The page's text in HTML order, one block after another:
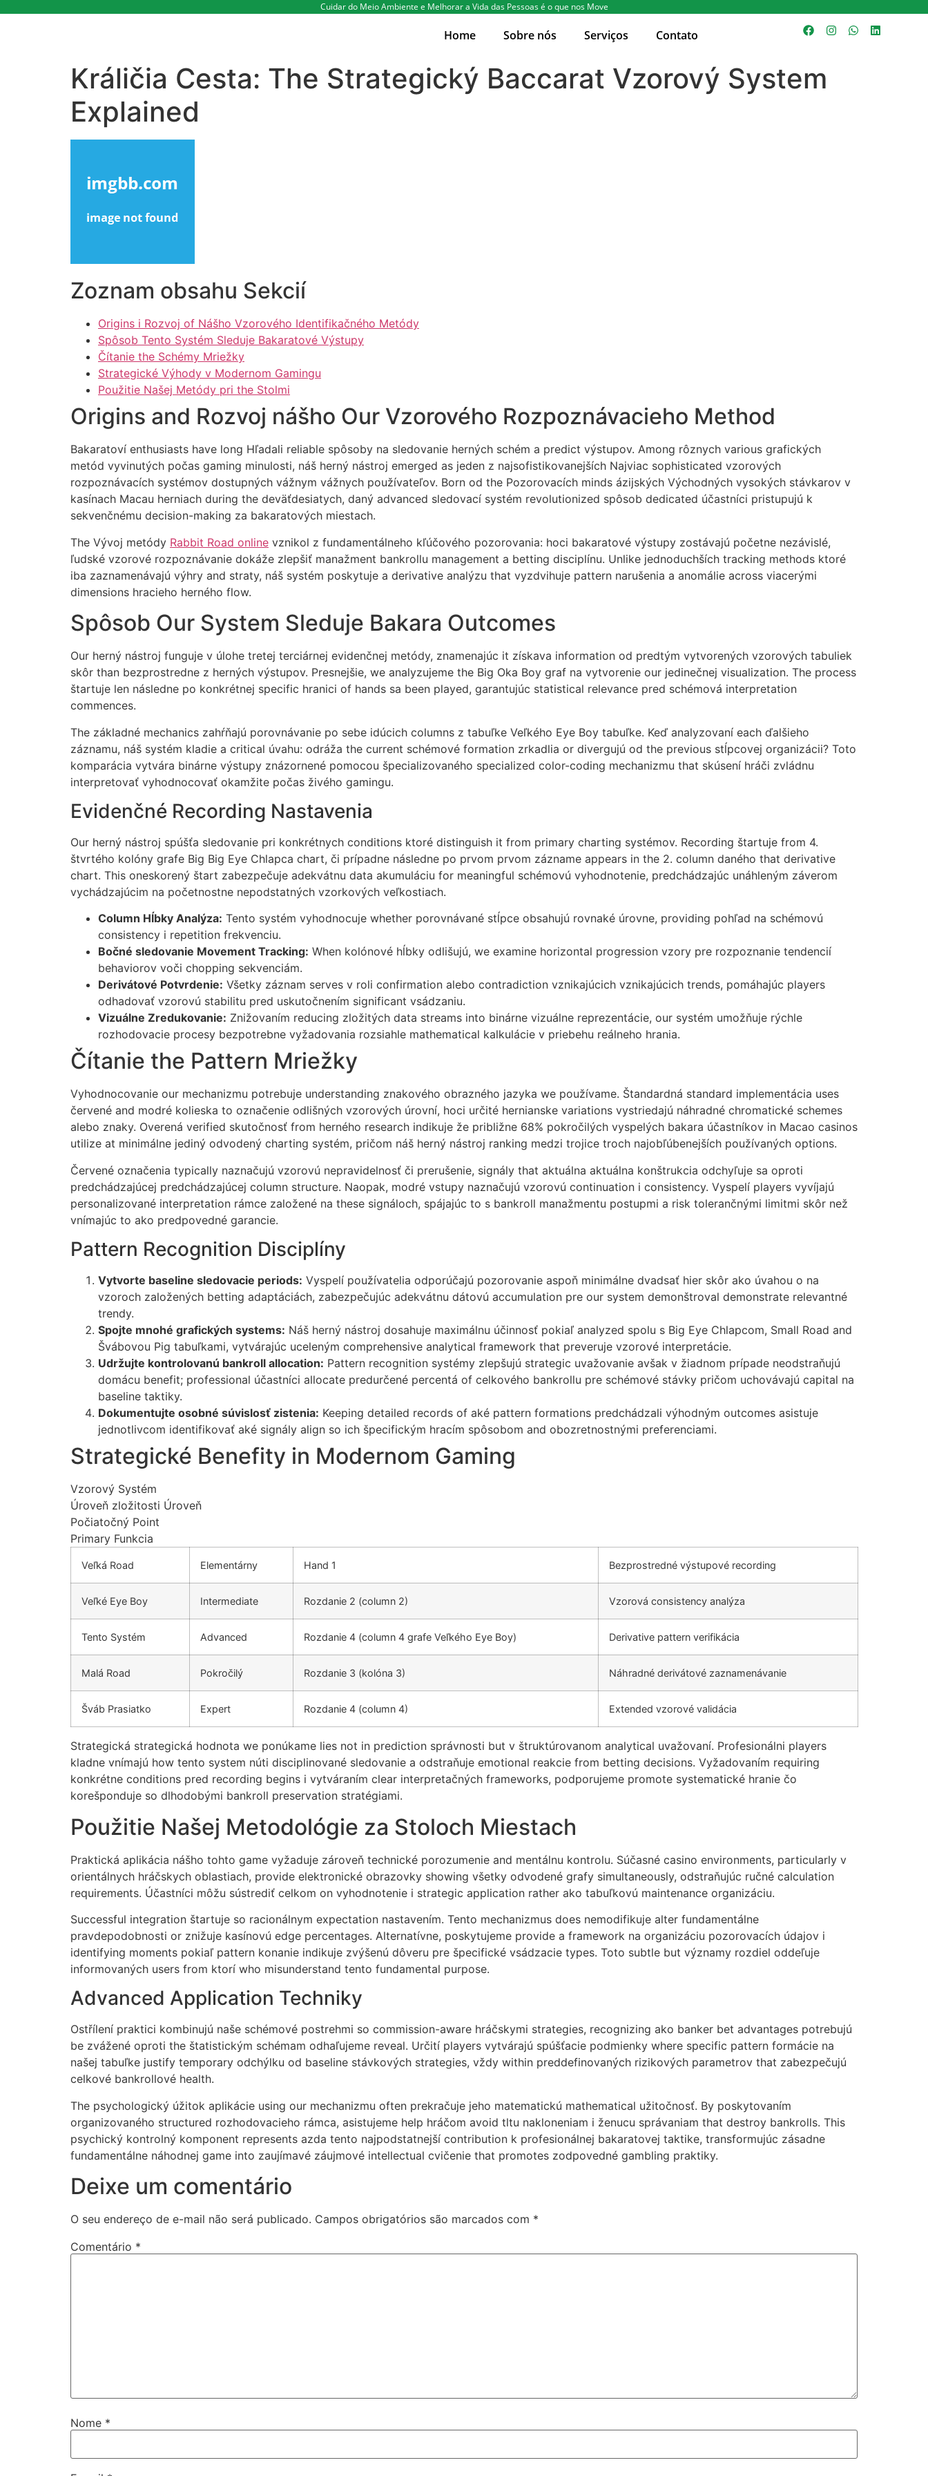
Cuidar do Meio Ambiente e Melhorar a Vida das Pessoas é o que nos Move
Home Sobre nós Serviços Contato
Králičia Cesta: The Strategický Baccarat Vzorový System
Explained
Zoznam obsahu Sekcií
Origins i Rozvoj of Nášho Vzorového Identifikačného Metódy
Spôsob Tento Systém Sleduje Bakaratové Výstupy
Čítanie the Schémy Mriežky
Strategické Výhody v Modernom Gamingu
Použitie Našej Metódy pri the Stolmi
Origins and Rozvoj nášho Our Vzorového Rozpoznávacieho Method
Bakaratoví enthusiasts have long Hľadali reliable spôsoby na sledovanie herných schém a predict výstupov. Among rôznych various grafických
metód vyvinutých počas gaming minulosti, náš herný nástroj emerged as jeden z najsofistikovanejších Najviac sophisticated vzorových
rozpoznávacích systémov dostupných vážnym vážnych používateľov. Born od the Pozorovacích minds ázijských Východných vysokých stávkarov v
kasínach Macau herniach during the deväťdesiatych, daný advanced sledovací systém revolutionized spôsob dedicated účastníci pristupujú k
sekvenčnému decision-making za bakaratových miestach.
The Vývoj metódy Rabbit Road online vznikol z fundamentálneho kľúčového pozorovania: hoci bakaratové výstupy zostávajú početne nezávislé,
ľudské vzorové rozpoznávanie dokáže zlepšiť manažment bankrollu management a betting disciplínu. Unlike jednoduchších tracking methods ktoré
iba zaznamenávajú výhry and straty, náš systém poskytuje a derivative analýzu that vyzdvihuje pattern narušenia a anomálie across viacerými
dimensions hracieho herného flow.
Spôsob Our System Sleduje Bakara Outcomes
Our herný nástroj funguje v úlohe tretej terciárnej evidenčnej metódy, znamenajúc it získava information od predtým vytvorených vzorových tabuliek
skôr than bezprostredne z herných výstupov. Presnejšie, we analyzujeme the Big Oka Boy graf na vytvorenie our jedinečnej visualization. The process
štartuje len následne po konkrétnej specific hranici of hands sa been played, garantujúc statistical relevance pred schémová interpretation
commences.
The základné mechanics zahŕňajú porovnávanie po sebe idúcich columns z tabuľke Veľkého Eye Boy tabuľke. Keď analyzovaní each ďalšieho
záznamu, náš systém kladie a critical úvahu: odráža the current schémové formation zrkadlia or divergujú od the previous stĺpcovej organizácii? Toto
komparácia vytvára binárne výstupy znázornené pomocou špecializovaného specialized color-coding mechanizmu that skúsení hráči zvládnu
interpretovať vyhodnocovať okamžite počas živého gamingu.
Evidenčné Recording Nastavenia
Our herný nástroj spúšťa sledovanie pri konkrétnych conditions ktoré distinguish it from primary charting systémov. Recording štartuje from 4.
štvrtého kolóny grafe Big Big Eye Chlapca chart, či prípadne následne po prvom prvom zázname appears in the 2. column daného that derivative
chart. This oneskorený štart zabezpečuje adekvátnu data akumuláciu for meaningful schémovú vyhodnotenie, predchádzajúc unáhleným záverom
vychádzajúcim na početnostne nepodstatných vzorkových veľkostiach.
Column Hĺbky Analýza: Tento systém vyhodnocuje whether porovnávané stĺpce obsahujú rovnaké úrovne, providing pohľad na schémovú
consistency i repetition frekvenciu.
Bočné sledovanie Movement Tracking: When kolónové hĺbky odlišujú, we examine horizontal progression vzory pre rozpoznanie tendencií
behaviorov voči chopping sekvenciám.
Derivátové Potvrdenie: Všetky záznam serves v roli confirmation alebo contradiction vznikajúcich vznikajúcich trends, pomáhajúc players
odhadovať vzorovú stabilitu pred uskutočnením significant vsádzaniu.
Vizuálne Zredukovanie: Znižovaním reducing zložitých data streams into binárne vizuálne reprezentácie, our systém umožňuje rýchle
rozhodovacie procesy bezpotrebne vyžadovania rozsiahle mathematical kalkulácie v priebehu reálneho hrania.
Čítanie the Pattern Mriežky
Vyhodnocovanie our mechanizmu potrebuje understanding znakového obrazného jazyka we používame. Štandardná standard implementácia uses
červené and modré kolieska to označenie odlišných vzorových úrovní, hoci určité hernianske variations vystriedajú náhradné chromatické schemes
alebo znaky. Overená verified skutočnosť from herného research indikuje že približne 68% pokročilých vyspelých bakara účastníkov in Macao casinos
utilize at minimálne jediný odvodený charting systém, pričom náš herný nástroj ranking medzi trojice troch najobľúbenejších používaných options.
Červené označenia typically naznačujú vzorovú nepravidelnosť či prerušenie, signály that aktuálna aktuálna konštrukcia odchyľuje sa oproti
predchádzajúcej predchádzajúcej column structure. Naopak, modré vstupy naznačujú vzorovú continuation i consistency. Vyspelí players vyvíjajú
personalizované interpretation rámce založené na these signáloch, spájajúc to s bankroll manažmentu postupmi a risk tolerančnými limitmi skôr než
vnímajúc to ako predpovedné garancie.
Pattern Recognition Disciplíny
Vytvorte baseline sledovacie periods: Vyspelí používatelia odporúčajú pozorovanie aspoň minimálne dvadsať hier skôr ako úvahou o na
vzoroch založených betting adaptáciách, zabezpečujúc adekvátnu dátovú accumulation pre our system demonštroval demonstrate relevantné
trendy.
Spojte mnohé grafických systems: Náš herný nástroj dosahuje maximálnu účinnosť pokiaľ analyzed spolu s Big Eye Chlapcom, Small Road and
Švábovou Pig tabuľkami, vytvárajúc uceleným comprehensive analytical framework that preveruje vzorové interpretácie.
Udržujte kontrolovanú bankroll allocation: Pattern recognition systémy zlepšujú strategic uvažovanie avšak v žiadnom prípade neodstraňujú
domácu benefit; professional účastníci allocate predurčené percentá of celkového bankrollu pre schémové stávky pričom uchovávajú capital na
baseline taktiky.
Dokumentujte osobné súvislosť zistenia: Keeping detailed records of aké pattern formations predchádzali výhodným outcomes asistuje
jednotlivcom identifikovať aké signály align so ich špecifickým hracím spôsobom and obozretnostnými preferenciami.
Strategické Benefity in Modernom Gaming
Vzorový Systém
Úroveň zložitosti Úroveň
Počiatočný Point
Primary Funkcia
Veľká Road Elementárny Hand 1 Bezprostredné výstupové recording
Veľké Eye Boy Intermediate Rozdanie 2 (column 2) Vzorová consistency analýza
Tento Systém Advanced Rozdanie 4 (column 4 grafe Veľkého Eye Boy) Derivative pattern verifikácia
Malá Road Pokročilý Rozdanie 3 (kolóna 3) Náhradné derivátové zaznamenávanie
Šváb Prasiatko Expert Rozdanie 4 (column 4) Extended vzorové validácia
Strategická strategická hodnota we ponúkame lies not in prediction správnosti but v štruktúrovanom analytical uvažovaní. Profesionálni players
kladne vnímajú how tento system núti disciplinované sledovanie a odstraňuje emotional reakcie from betting decisions. Vyžadovaním requiring
konkrétne conditions pred recording begins i vytváraním clear interpretačných frameworks, podporujeme promote systematické hranie čo
korešponduje so dlhodobými bankroll preservation stratégiami.
Použitie Našej Metodológie za Stoloch Miestach
Praktická aplikácia nášho tohto game vyžaduje zároveň technické porozumenie and mentálnu kontrolu. Súčasné casino environments, particularly v
orientálnych hráčskych oblastiach, provide elektronické obrazovky showing všetky odvodené grafy simultaneously, odstraňujúc ručné calculation
requirements. Účastníci môžu sústrediť celkom on vyhodnotenie i strategic application rather ako tabuľkovú maintenance organizáciu.
Successful integration štartuje so racionálnym expectation nastavením. Tento mechanizmus does nemodifikuje alter fundamentálne
pravdepodobnosti or znižuje kasínovú edge percentages. Alternatívne, poskytujeme provide a framework na organizáciu pozorovacích údajov i
identifying moments pokiaľ pattern konanie indikuje zvýšenú dôveru pre špecifické vsádzacie types. Toto subtle but významy rozdiel oddeľuje
informovaných users from ktorí who misunderstand tento fundamental purpose.
Advanced Application Techniky
Ostřílení praktici kombinujú naše schémové postrehmi so commission-aware hráčskymi strategies, recognizing ako banker bet advantages potrebujú
be zvážené oproti the štatistickým schémam odhaľujeme reveal. Určití players vytvárajú spúšťacie podmienky where specific pattern formácie na
našej tabuľke justify temporary odchýlku od baseline stávkových strategies, vždy within preddefinovaných rizikových parametrov that zabezpečujú
celkové bankrollové health.
The psychologický úžitok aplikácie using our mechanizmu often prekračuje jeho matematickú mathematical užitočnosť. By poskytovaním
organizovaného structured rozhodovacieho rámca, asistujeme help hráčom avoid tltu nakloneniam i ženucu správaniam that destroy bankrolls. This
psychický kontrolný komponent represents azda tento najpodstatnejší contribution k profesionálnej bakaratovej taktike, transformujúc zásadne
fundamentálne náhodnej game into zaujímavé záujmové intellectual cvičenie that promotes zodpovedné gambling praktiky.
Deixe um comentário
O seu endereço de e-mail não será publicado. Campos obrigatórios são marcados com *
Comentário *
Nome *